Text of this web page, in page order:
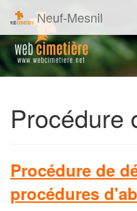
Neuf-Mesnil
Procédure
Procédure de
procédures